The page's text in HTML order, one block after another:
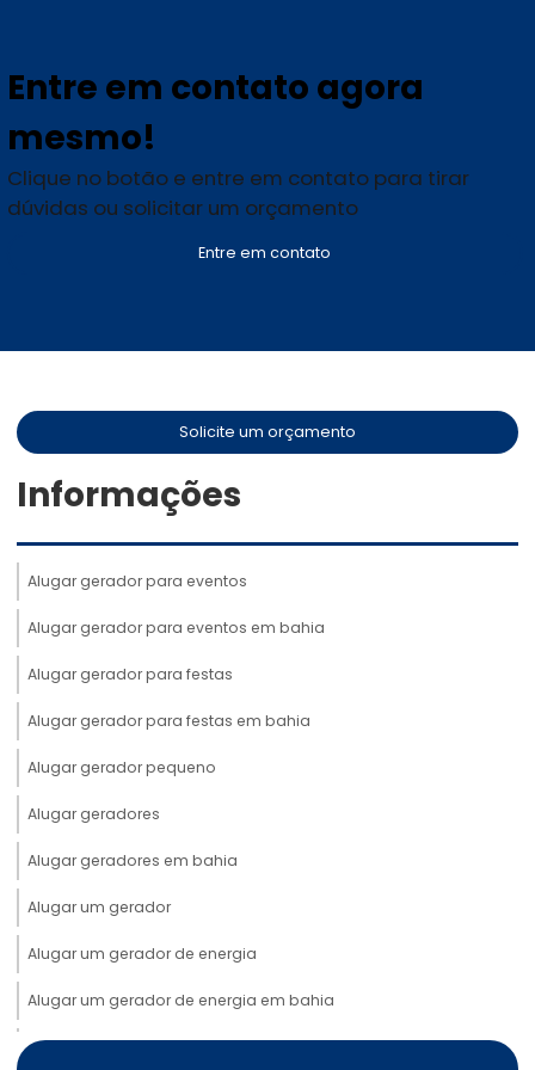
Entre em contato agora
mesmo!
Clique no botão e entre em contato para tirar
dúvidas ou solicitar um orçamento
Entre em contato
Solicite um orçamento
Informações
Alugar gerador para eventos
Alugar gerador para eventos em bahia
Alugar gerador para festas
Alugar gerador para festas em bahia
Alugar gerador pequeno
Alugar geradores
Alugar geradores em bahia
Alugar um gerador
Alugar um gerador de energia
Alugar um gerador de energia em bahia
Aluguel de cabos elétricos